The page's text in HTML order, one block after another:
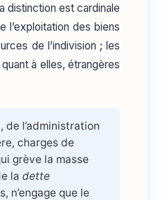
distinction est cardinale
l’exploitation des biens
de l’indivision ; les
à elles, étrangères
l’administration
charges de
grève la masse
la dette
n’engage que le